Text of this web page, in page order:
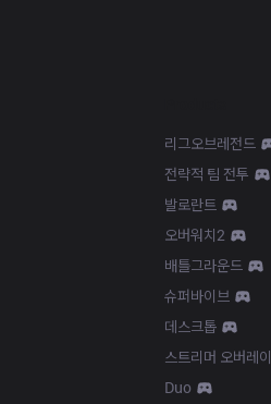
리그오브레전드
전략적 팀 전투
발로란트
오버워치2
배틀그라운드
슈퍼바이브
데스크톱
스트리머 오버레이
Duo